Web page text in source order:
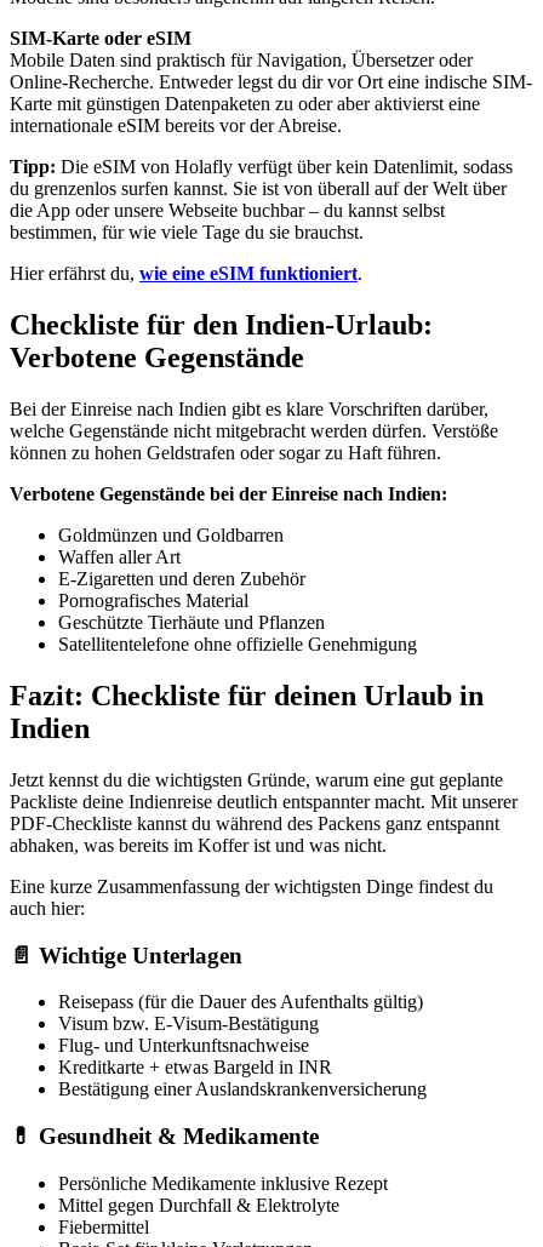
SIM-Karte oder eSIM
Mobile Daten sind praktisch für Navigation, Übersetzer oder
Online-Recherche. Entweder legst du dir vor Ort eine indische SIM-
Karte mit günstigen Datenpaketen zu oder aber aktivierst eine
internationale eSIM bereits vor der Abreise.
Tipp: Die eSIM von Holafly verfügt über kein Datenlimit, sodass
du grenzenlos surfen kannst. Sie ist von überall auf der Welt über
die App oder unsere Webseite buchbar – du kannst selbst
bestimmen, für wie viele Tage du sie brauchst.
Hier erfährst du, wie eine eSIM funktioniert.
Checkliste für den Indien-Urlaub:
Verbotene Gegenstände
Bei der Einreise nach Indien gibt es klare Vorschriften darüber,
welche Gegenstände nicht mitgebracht werden dürfen. Verstöße
können zu hohen Geldstrafen oder sogar zu Haft führen.
Verbotene Gegenstände bei der Einreise nach Indien:
Goldmünzen und Goldbarren
Waffen aller Art
E-Zigaretten und deren Zubehör
Pornografisches Material
Geschützte Tierhäute und Pflanzen
Satellitentelefone ohne offizielle Genehmigung
Fazit: Checkliste für deinen Urlaub in
Indien
Jetzt kennst du die wichtigsten Gründe, warum eine gut geplante
Packliste deine Indienreise deutlich entspannter macht. Mit unserer
PDF-Checkliste kannst du während des Packens ganz entspannt
abhaken, was bereits im Koffer ist und was nicht.
Eine kurze Zusammenfassung der wichtigsten Dinge findest du
auch hier:
📄 Wichtige Unterlagen
Reisepass (für die Dauer des Aufenthalts gültig)
Visum bzw. E-Visum-Bestätigung
Flug- und Unterkunftsnachweise
Kreditkarte + etwas Bargeld in INR
Bestätigung einer Auslandskrankenversicherung
💊 Gesundheit & Medikamente
Persönliche Medikamente inklusive Rezept
Mittel gegen Durchfall & Elektrolyte
Fiebermittel